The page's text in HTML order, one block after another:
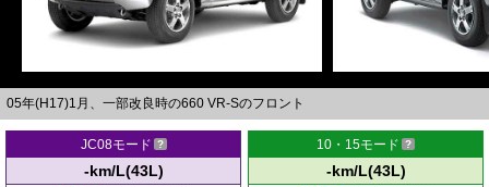
05年(H17)1月、一部改良時の660 VR-Sのフロント
JC08モード
-km/L(43L)
10・15モード
-km/L(43L)